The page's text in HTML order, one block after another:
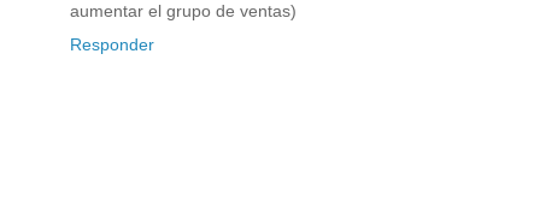
aumentar el grupo de ventas)
Responder